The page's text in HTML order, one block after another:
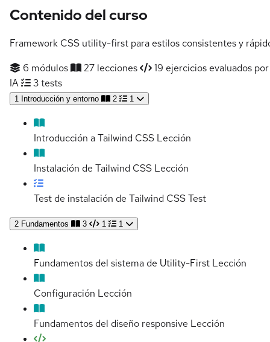
Contenido del curso
Framework CSS utility-first para estilos consistentes y
6 módulos
27 lecciones
19 ejercicios evaluados por
IA
3 tests
1 Introducción y entorno 2 1
Introducción a Tailwind CSS Lección
Instalación de Tailwind CSS Lección
Test de instalación de Tailwind CSSTest
2 Fundamentos 3 1 1
Fundamentos del sistema de Utility-First Lección
Configuración Lección
Fundamentos del diseño responsive Lección